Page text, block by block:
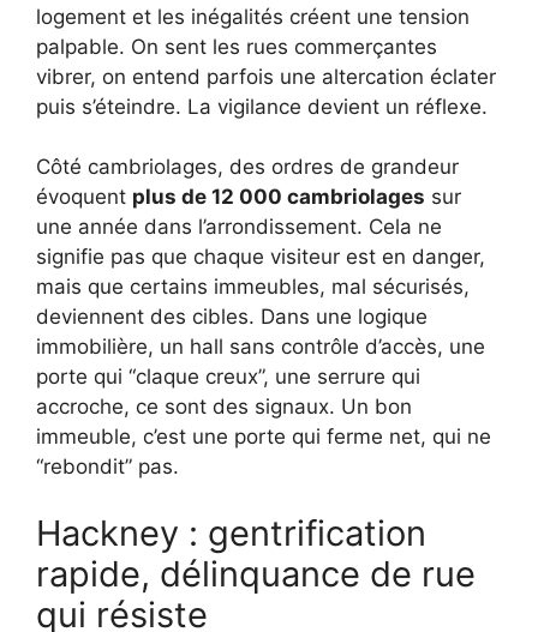
logement et les inégalités créent une tension
palpable. On sent les rues commerçantes
vibrer, on entend parfois une altercation éclater
puis s’éteindre. La vigilance devient un réflexe.
Côté cambriolages, des ordres de grandeur
évoquent plus de 12 000 cambriolages sur
une année dans l’arrondissement. Cela ne
signifie pas que chaque visiteur est en danger,
mais que certains immeubles, mal sécurisés,
deviennent des cibles. Dans une logique
immobilière, un hall sans contrôle d’accès, une
porte qui “claque creux”, une serrure qui
accroche, ce sont des signaux. Un bon
immeuble, c’est une porte qui ferme net, qui ne
“rebondit” pas.
Hackney : gentrification
rapide, délinquance de rue
qui résiste